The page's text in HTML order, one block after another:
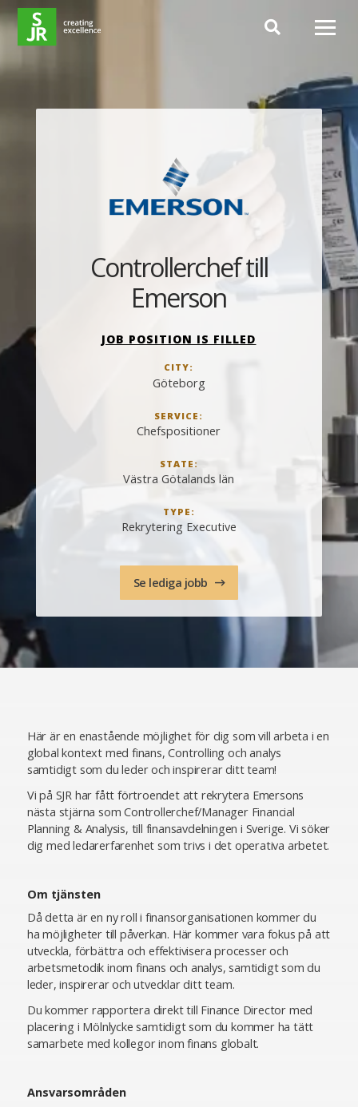
Hoppa till innehåll
JOB POSITION IS FILLED
CITY:
Göteborg
SERVICE:
Chefspositioner
STATE:
Västra Götalands län
TYPE:
Rekrytering Executive
Controllerchef till
Emerson
Se lediga jobb
Här är en enastående möjlighet för dig som vill arbeta i en
global kontext med finans, Controlling och analys
samtidigt som du leder och inspirerar ditt team!
Vi på SJR har fått förtroendet att rekrytera Emersons
nästa stjärna som Controllerchef/Manager Financial
Planning & Analysis, till finansavdelningen i Sverige. Vi söker
dig med ledarerfarenhet som trivs i det operativa arbetet.
Om tjänsten
Då detta är en ny roll i finansorganisationen kommer du
ha möjligheter till påverkan. Här kommer vara fokus på att
utveckla, förbättra och effektivisera processer och
arbetsmetodik inom finans och analys, samtidigt som du
leder, inspirerar och utvecklar ditt team.
Du kommer rapportera direkt till Finance Director med
placering i Mölnlycke samtidigt som du kommer ha tätt
samarbete med kollegor inom finans globalt.
Ansvarsområden